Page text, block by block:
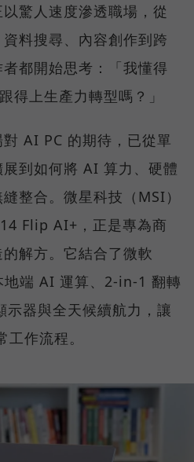
驚人速度滲透職場，從
料搜尋、內容創作到跨
都開始思考：「我懂得
得上生產力轉型嗎？」
AI PC 的期待，已從單
到如何將 AI 算力、硬體
整合。微星科技（MSI）
Flip AI+，正是專為商
解方。它結合了微軟
端 AI 運算、2-in-1 翻轉
示器與全天候續航力，讓
作流程。